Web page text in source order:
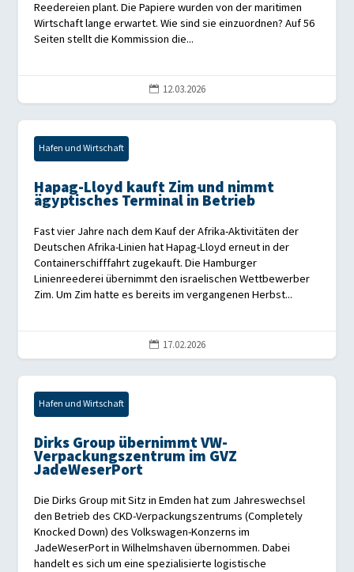
Reedereien plant. Die Papiere wurden von der maritimen
Wirtschaft lange erwartet. Wie sind sie einzuordnen? Auf 56
Seiten stellt die Kommission die...
 12.03.2026
Hafen und Wirtschaft
Hapag-Lloyd kauft Zim und nimmt
ägyptisches Terminal in Betrieb
Fast vier Jahre nach dem Kauf der Afrika-Aktivitäten der
Deutschen Afrika-Linien hat Hapag-Lloyd erneut in der
Containerschifffahrt zugekauft. Die Hamburger
Linienreederei übernimmt den israelischen Wettbewerber
Zim. Um Zim hatte es bereits im vergangenen Herbst...
 17.02.2026
Hafen und Wirtschaft
Dirks Group übernimmt VW-
Verpackungszentrum im GVZ
JadeWeserPort
Die Dirks Group mit Sitz in Emden hat zum Jahreswechsel
den Betrieb des CKD-Verpackungszentrums (Completely
Knocked Down) des Volkswagen-Konzerns im
JadeWeserPort in Wilhelmshaven übernommen. Dabei
handelt es sich um eine spezialisierte logistische